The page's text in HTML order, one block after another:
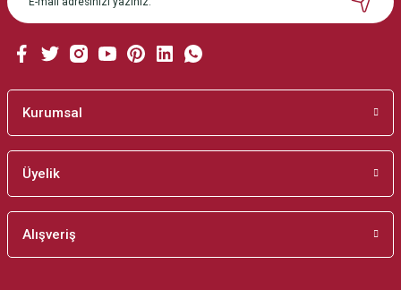
Ürün bilgilerinde hatalar bulunuyor.
Bu ürüne benzer farklı alternatifler olmalı.
Kurumsal
Üyelik
Alışveriş